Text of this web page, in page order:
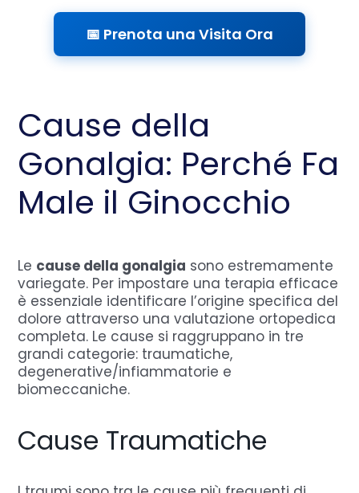
📅 Prenota una Visita Ora
Cause della
Gonalgia: Perché Fa
Male il Ginocchio
Le cause della gonalgia sono estremamente
variegate. Per impostare una terapia efficace
è essenziale identificare l’origine specifica del
dolore attraverso una valutazione ortopedica
completa. Le cause si raggruppano in tre
grandi categorie: traumatiche,
degenerative/infiammatorie e
biomeccaniche.
Cause Traumatiche